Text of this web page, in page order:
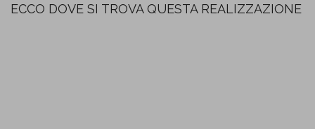
ECCO DOVE SI TROVA QUESTA REALIZZAZIONE